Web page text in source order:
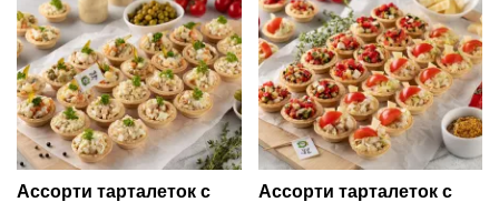
Ассорти тарталеток с
Ассорти тарталеток с